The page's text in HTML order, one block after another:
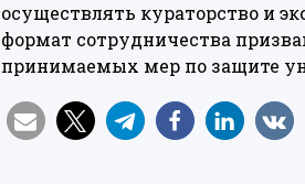
осуществлять кураторство и
формат сотрудничества
принимаемых мер по защите